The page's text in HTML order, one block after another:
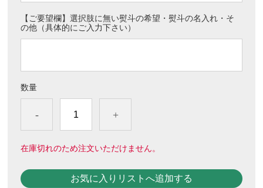
【ご要望欄】選択肢に無い熨斗の希望・熨斗の名入れ・そ
の他（具体的にご入力下さい）
数量
- +
在庫切れのため注文いただけません。
お気に入りリストへ追加する